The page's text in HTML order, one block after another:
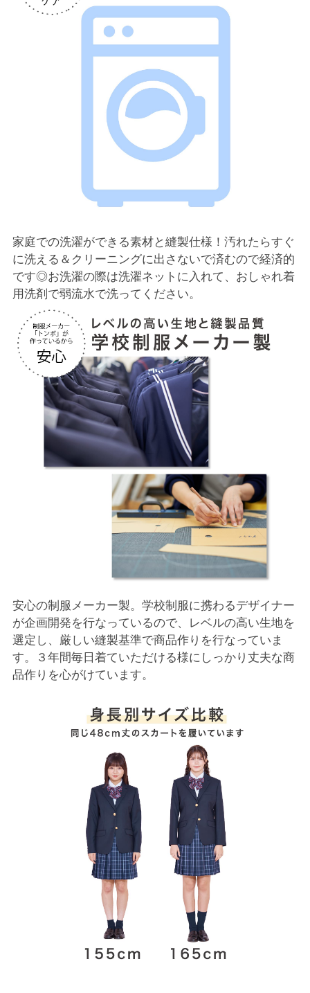
家庭での洗濯ができる素材と縫製仕様！汚れたらすぐ
に洗える＆クリーニングに出さないで済むので経済的
です◎お洗濯の際は洗濯ネットに入れて、おしゃれ着
用洗剤で弱流水で洗ってください。
安心の制服メーカー製。学校制服に携わるデザイナー
が企画開発を行なっているので、レベルの高い生地を
選定し、厳しい縫製基準で商品作りを行なっていま
す。３年間毎日着ていただける様にしっかり丈夫な商
品作りを心がけています。